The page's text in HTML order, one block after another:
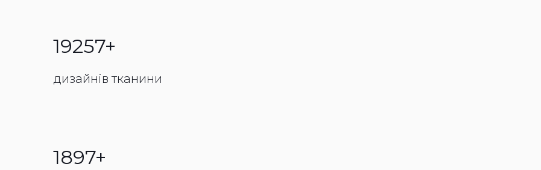
19257+
дизайнів тканини
1897+